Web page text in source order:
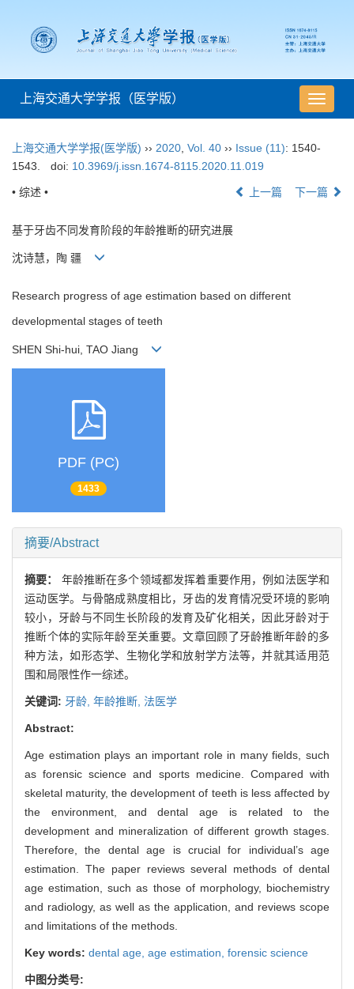
导
航
上海交通大学学报（医学版）
上海交通大学学报(医学版) ›› 2020 Vol. 40 ›› Issue (11): 1540-
1543.
doi: 10.3969/j.issn.1674-8115.2020.11.019
• 综述 • 上一篇 下一篇
基于牙齿不同发育阶段的年龄推断的研究进展
沈诗慧，陶 疆
Research progress of age estimation based on different
developmental stages of teeth
SHEN Shi-hui, TAO Jiang
PDF (PC)
1433
摘要/Abstract
摘要： 年龄推断在多个领域都发挥着重要作用，例如法医学和
运动医学。与骨骼成熟度相比，牙齿的发育情况受环境的影响
较小，牙龄与不同生长阶段的发育及矿化相关，因此牙龄对于
推断个体的实际年龄至关重要。文章回顾了牙龄推断年龄的多
种方法，如形态学、生物化学和放射学方法等，并就其适用范
围和局限性作一综述。
关键词: 牙龄, 年龄推断, 法医学
Abstract:
Age estimation plays an important role in many fields, such
as forensic science and sports medicine. Compared with
skeletal maturity, the development of teeth is less affected by
the environment, and dental age is related to the
development and mineralization of different growth stages.
Therefore, the dental age is crucial for individual’s age
estimation. The paper reviews several methods of dental
age estimation, such as those of morphology, biochemistry
and radiology, as well as the application, and reviews scope
and limitations of the methods.
Key words: dental age, age estimation, forensic science
中图分类号: